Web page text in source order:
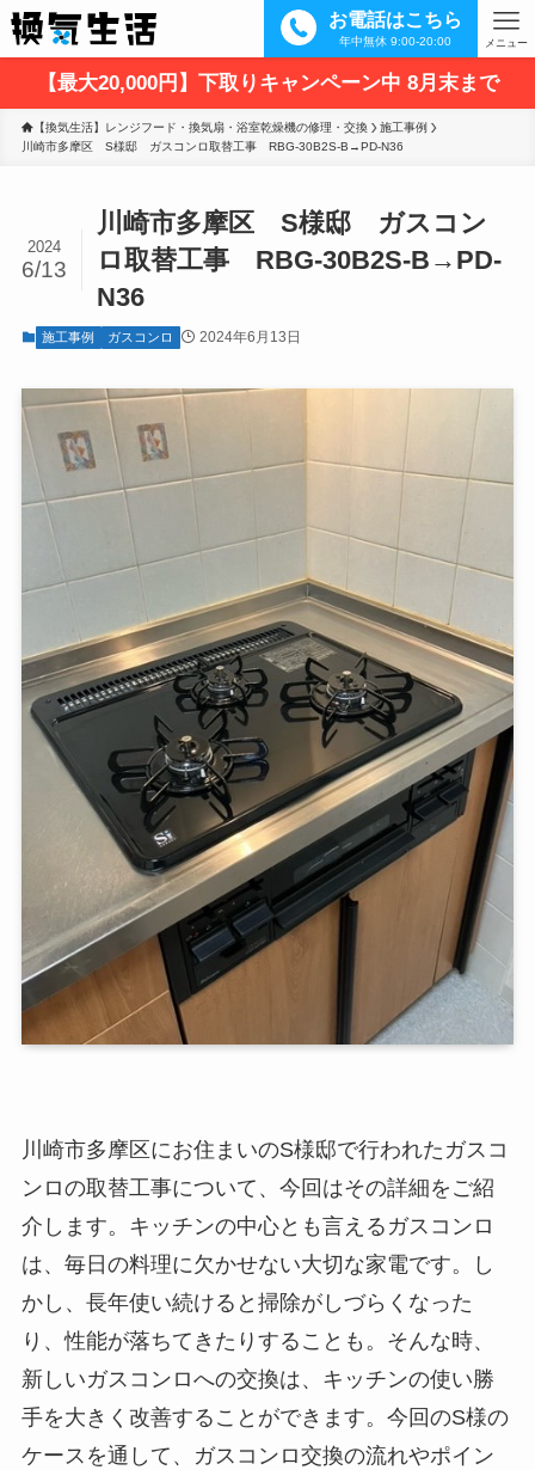
お電話はこちら
年中無休 9:00-20:00 メニュー
【最大20,000円】下取りキャンペーン中 8月末まで
【換気生活】レンジフード・換気扇・浴室乾燥機の修理・交換
施工事例
川崎市多摩区　S様邸　ガスコンロ取替工事　RBG-30B2S-B→PD-N36
川崎市多摩区 S様邸 ガスコン
ロ取替工事 RBG-30B2S-B→PD-
N36
2024
6/13
施工事例 ガスコンロ 2024年6月13日
川崎市多摩区にお住まいのS様邸で行われたガスコ
ンロの取替工事について、今回はその詳細をご紹
介します。キッチンの中心とも言えるガスコンロ
は、毎日の料理に欠かせない大切な家電です。し
かし、長年使い続けると掃除がしづらくなった
り、性能が落ちてきたりすることも。そんな時、
新しいガスコンロへの交換は、キッチンの使い勝
手を大きく改善することができます。今回のS様の
ケースを通して、ガスコンロ交換の流れやポイン